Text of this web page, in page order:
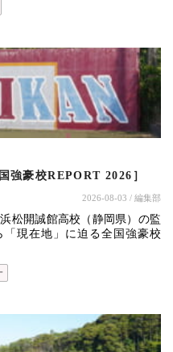
強豪校REPORT 2026］
2026-08-03 / 編集部
松開誠館高校（静岡県）の監
現在地」に迫る全国強豪校